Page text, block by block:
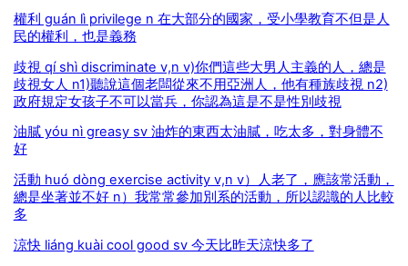
權利 guán lì privilege n 在大部分的國家，受小學教育不但是人
民的權利，也是義務
歧視 qí shì discriminate v,n v)你們這些大男人主義的人，總是
歧視女人 n1)聽說這個老闆從來不用亞洲人，他有種族歧視 n2)
政府規定女孩子不可以當兵，你認為這是不是性別歧視
油膩 yóu nì greasy sv 油炸的東西太油膩，吃太多，對身體不
好
活動 huó dòng exercise activity v,n v）人老了，應該常活動，
總是坐著並不好 n）我常常參加別系的活動，所以認識的人比較
多
涼快 liáng kuài cool good sv 今天比昨天涼快多了